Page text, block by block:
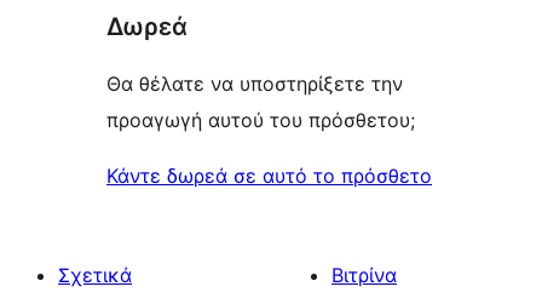
Δωρεά
Θα θέλατε να υποστηρίξετε την
προαγωγή αυτού του πρόσθετου;
Κάντε δωρεά σε αυτό το πρόσθετο
Σχετικά
Βιτρίνα